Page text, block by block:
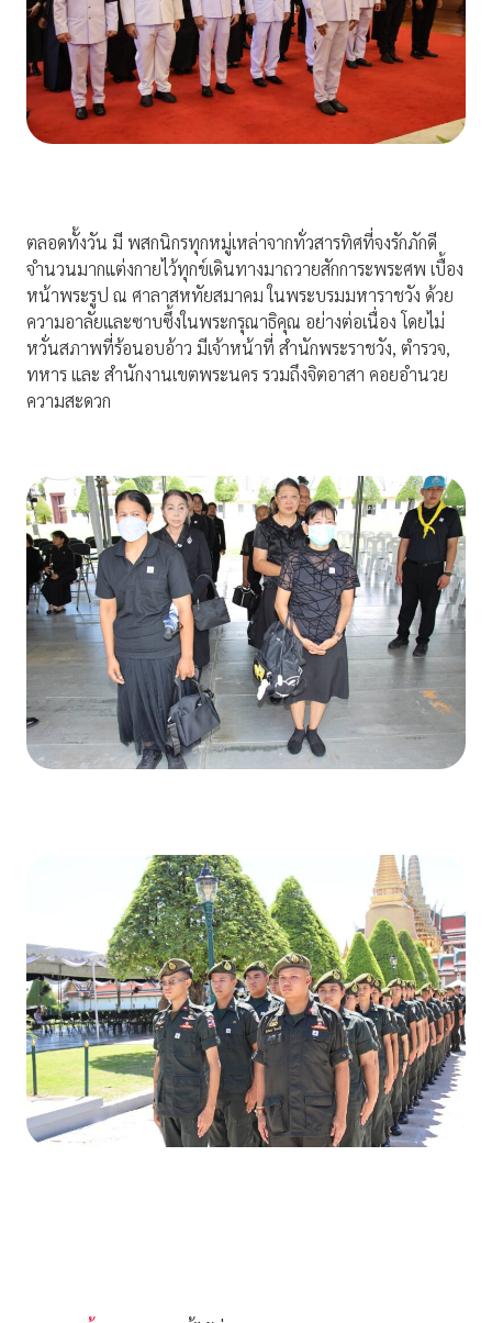
ตลอดทั้งวัน มี พสกนิกรทุกหมู่เหล่าจากทั่วสารทิศที่จงรักภักดี
จำนวนมากแต่งกายไว้ทุกข์เดินทางมาถวายสักการะพระศพ เบื้อง
หน้าพระรูป ณ ศาลาสหทัยสมาคม ในพระบรมมหาราชวัง ด้วย
ความอาลัยและซาบซึ้งในพระกรุณาธิคุณ อย่างต่อเนื่อง โดยไม่
หวั่นสภาพที่ร้อนอบอ้าว มีเจ้าหน้าที่ สำนักพระราชวัง, ตำรวจ,
ทหาร และ สำนักงานเขตพระนคร รวมถึงจิตอาสา คอยอำนวย
ความสะดวก